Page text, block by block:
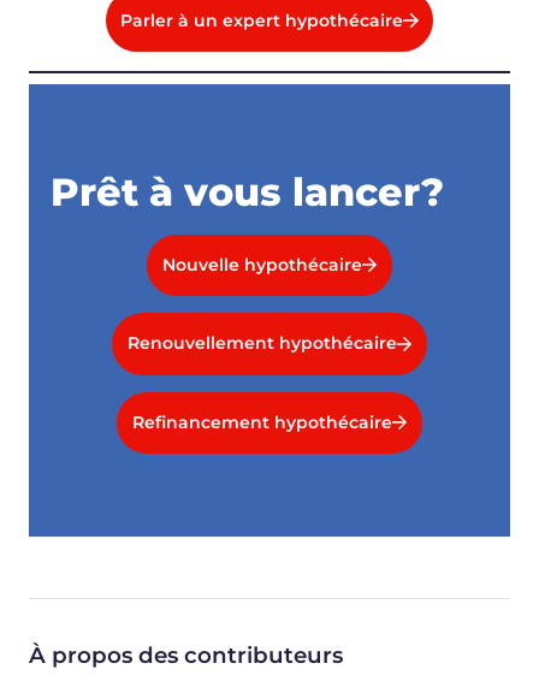
Parler à un expert hypothécaire
Prêt à vous lancer?
Nouvelle hypothécaire
Renouvellement hypothécaire
Refinancement hypothécaire
À propos des contributeurs